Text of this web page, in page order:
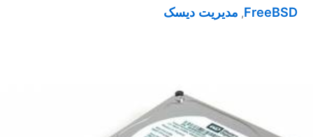
FreeBSD
, مدیریت دیسک